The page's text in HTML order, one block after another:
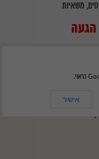
משאיות
אישור